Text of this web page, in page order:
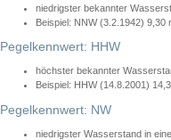
niedrigster bekannter
Beispiel: NNW (3.2.1942) 9,30
Pegelkennwert: HHW
höchster bekannter
Beispiel: HHW (14.8.2001)
Pegelkennwert: NW
niedrigster Wasserstand in